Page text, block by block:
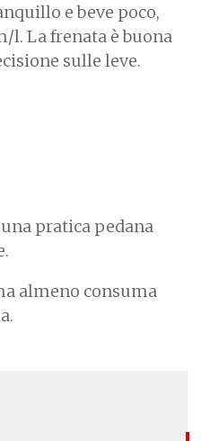
e beve poco,
l. La frenata è buona
sulle leve.
pratica pedana
almeno consuma